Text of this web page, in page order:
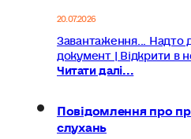
20.07.2026
Завантаження... Надто
документ | Відкрити в
Читати далі...
Повідомлення про
слухань